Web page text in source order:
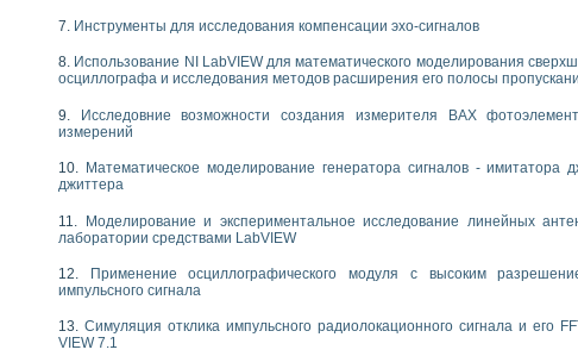
лабораторный практикум по курсу «радиотехнические цепи и сигналы»
одномерных сигналов на основе алгоритма полигармонической
INSTRUMENTS в операционной системе LINUX
принципа действия универсального цифрового вольтметра
принимаемых решений в среде LabVIEW
«Моделирование систем» и «Автоматизация проектирования систем и средств
электрических характеристик газоразрядных и люминесцентных ламп
характеристик на основе использования звуковой карты ПК
работы «Имитационное моделирование погрешностей канала
в среде LabVIEW
национального проекта «Образование» технологий NATIONAL INSTRUMENTS в
решателей обыкновенных дифференциальных уравнений инструментальных
Инструменты для исследования компенсации эхо-сигналов
Использование NI LabVIEW для математического моделирования
осциллографа и исследования методов расширения его полосы
Исследовние возможности создания измерителя ВАХ
измерений
Математическое моделирование генератора сигналов - имитатора
джиттера
Моделирование и экспериментальное исследование линейных
лаборатории средствами LabVIEW
Применение осциллографического модуля с высоким
импульсного сигнала
Симуляция отклика импульсного радиолокационного сигнала и его
VIEW 7.1